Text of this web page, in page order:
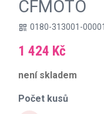
CFMOTO
qr_code 0180-313001-00001
1 424 Kč
není skladem
Počet kusů